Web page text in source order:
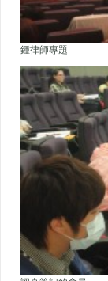
鍾律師專題